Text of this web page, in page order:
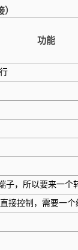
功能
子，所以要来一个
接控制，需要一个